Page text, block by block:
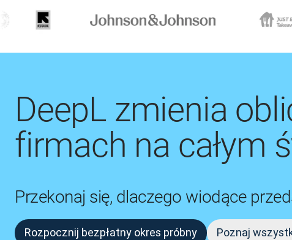
DeepL zmienia
firmach na całym
Przekonaj się, dlaczego wiodące
Rozpocznij bezpłatny okres próbny Poznaj